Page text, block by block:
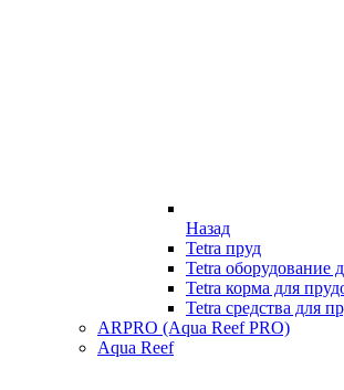
Назад
Tetra пруд
Tetra оборудование
Tetra корма для
Tetra средства для
ARPRO (Aqua Reef PRO)
Aqua Reef